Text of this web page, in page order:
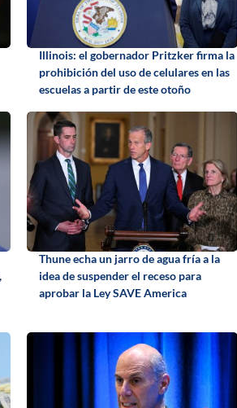
Illinois: el gobernador Pritzker firma la
prohibición del uso de celulares en las
escuelas a partir de este otoño
Thune echa un jarro de agua fría a la
idea de suspender el receso para
aprobar la Ley SAVE America